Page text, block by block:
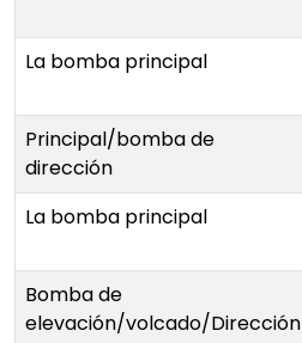
La bomba principal
Principal/bomba de
dirección
La bomba principal
Bomba de
elevación/volcado/Dirección